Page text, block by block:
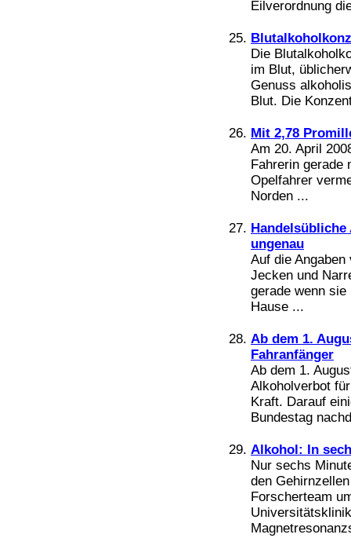
Eilverordnung
Die
im Blut,
Genuss
Blut. Die
Mit 2,78
Am 20. April
Fahrerin gerade
Opelfahrer
Norden ...
ungenau
Auf die
Jecken und
gerade wenn
Hause ...
Ab dem 1.
Fahranfänger
Ab dem 1.
Alkoholverbot
Kraft. Darauf
Bundestag
Alkohol: In
Nur sechs
den
Forscherteam